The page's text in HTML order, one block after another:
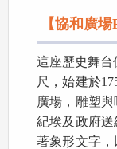
【協和廣場
這座歷史舞台
尺，始建於
廣場，雕塑
紀埃及政府送
著象形文字，